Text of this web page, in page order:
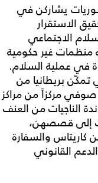
يشاركن في
الاستقرار
الاجتماعي
غير حكومية
في عملية السلام.
بريطانيا من
مركزاً من مراكز
الناجيات من العنف
إلى قصصهن،
كاريتاس والسفارة
القانوني